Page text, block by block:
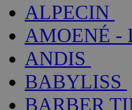
ALPECIN
AMOENÉ -
ANDIS
BABYLISS
BARBER